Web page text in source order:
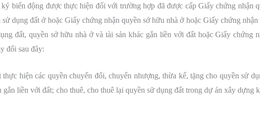
biến động được thực hiện đối với trường hợp đã được cấp Giấy chứng nhận
dụng đất ở hoặc Giấy chứng nhận quyền sở hữu nhà ở hoặc Giấy chứng nhận
đất, quyền sở hữu nhà ở và tài sản khác gắn liền với đất hoặc Giấy chứng
đổi sau đây:
hiện các quyền chuyển đổi, chuyển nhượng, thừa kế, tặng cho quyền sử
liền với đất; cho thuê, cho thuê lại quyền sử dụng đất trong dự án xây dựng